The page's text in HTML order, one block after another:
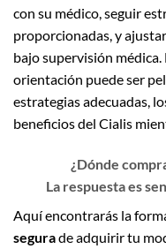
con su médico, seguir
proporcionadas, y
bajo supervisión
orientación puede ser
estrategias adecuadas,
beneficios del Cialis
¿Dónde
La respuesta es
Aquí encontrarás la
segurade adquirir tu